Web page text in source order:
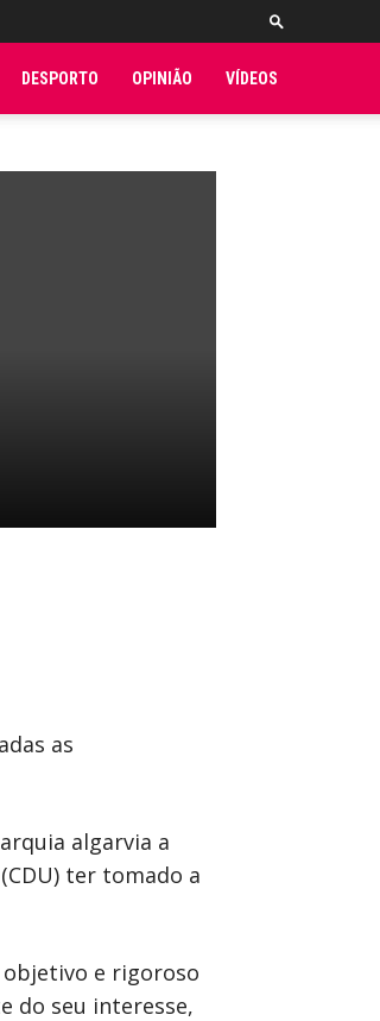
DESPORTO OPINIÃO VÍDEOS
as
algarvia a
ter tomado a
objetivo e rigoroso
do seu interesse,